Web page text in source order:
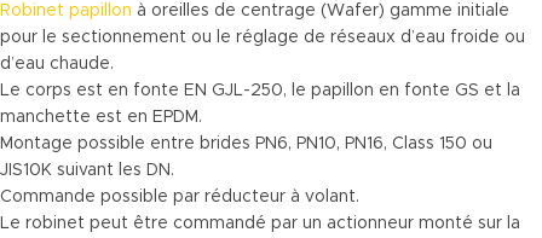
Robinet papillon à oreilles de centrage (Wafer) gamme initiale
pour le sectionnement ou le réglage de réseaux d’eau froide ou
d’eau chaude.
Le corps est en fonte EN GJL-250, le papillon en fonte GS et la
manchette est en EPDM.
Montage possible entre brides PN6, PN10, PN16, Class 150 ou
JIS10K suivant les DN.
Commande possible par réducteur à volant.
Le robinet peut être commandé par un actionneur monté sur la